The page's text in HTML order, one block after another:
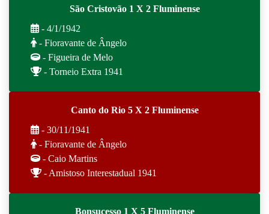
São Cristovão 1 X 2 Fluminense
- 4/1/1942
- Fioravante de Ângelo
- Figueira de Melo
- Torneio Extra 1941
Canto do Rio 5 X 2 Fluminense
- 30/11/1941
- Fioravante de Ângelo
- Caio Martins
- Amistoso Interestadual 1941
Bonsucesso 1 X 5 Fluminense